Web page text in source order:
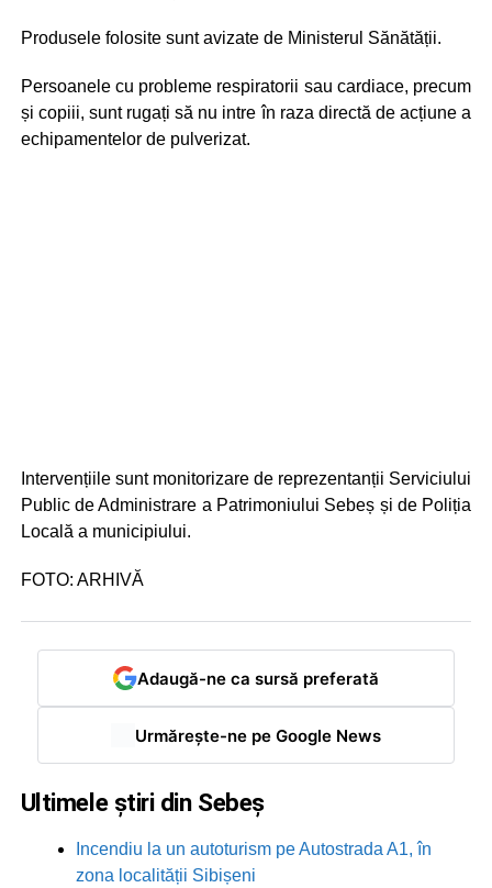
Produsele folosite sunt avizate de Ministerul Sănătății.
Persoanele cu probleme respiratorii sau cardiace, precum
și copiii, sunt rugați să nu intre în raza directă de acțiune a
echipamentelor de pulverizat.
Intervențiile sunt monitorizare de reprezentanții Serviciului
Public de Administrare a Patrimoniului Sebeș și de Poliția
Locală a municipiului.
FOTO: ARHIVĂ
Adaugă-ne ca sursă preferată
Urmărește-ne pe Google News
Ultimele știri din Sebeș
Incendiu la un autoturism pe Autostrada A1, în
zona localității Sibișeni